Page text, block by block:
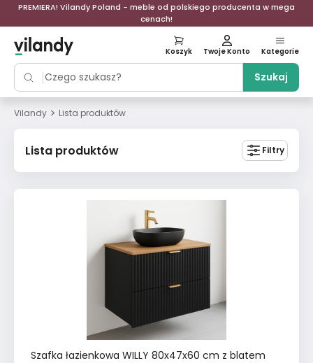
PREMIERA! Vilandy Poland - meble od polskiego producenta w mega
cenach!
Szukaj
Koszyk Twoje Konto Kategorie
Vilandy > Lista produktów
Lista produktów Filtry
Szafka łazienkowa WILLY 80x47x60 cm z blatem